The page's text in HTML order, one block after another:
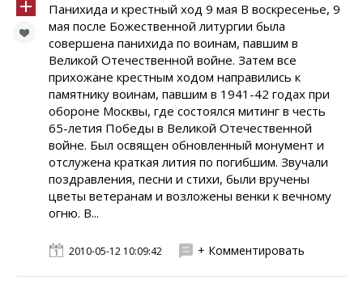
Панихида и крестный ход 9 мая В воскресенье, 9
мая после Божественной литургии была
совершена панихида по воинам, павшим в
Великой Отечественной войне. Затем все
прихожане крестным ходом направились к
памятнику воинам, павшим в 1941-42 годах при
обороне Москвы, где состоялся митинг в честь
65-летия Победы в Великой Отечественной
войне. Был освящен обновленный монумент и
отслужена краткая лития по погибшим. Звучали
поздравления, песни и стихи, были вручены
цветы ветеранам и возложены венки к вечному
огню. В...
2010-05-12 10:09:42 + Комментировать